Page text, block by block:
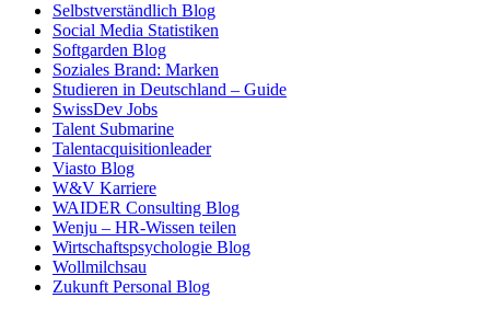
Selbstverständlich Blog
Social Media Statistiken
Softgarden Blog
Soziales Brand: Marken
Studieren in Deutschland – Guide
SwissDev Jobs
Talent Submarine
Talentacquisitionleader
Viasto Blog
W&V Karriere
WAIDER Consulting Blog
Wenju – HR-Wissen teilen
Wirtschaftspsychologie Blog
Wollmilchsau
Zukunft Personal Blog